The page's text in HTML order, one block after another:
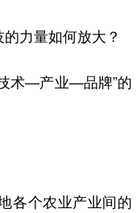
力量如何放大？
术—产业—品牌”的
个农业产业间的